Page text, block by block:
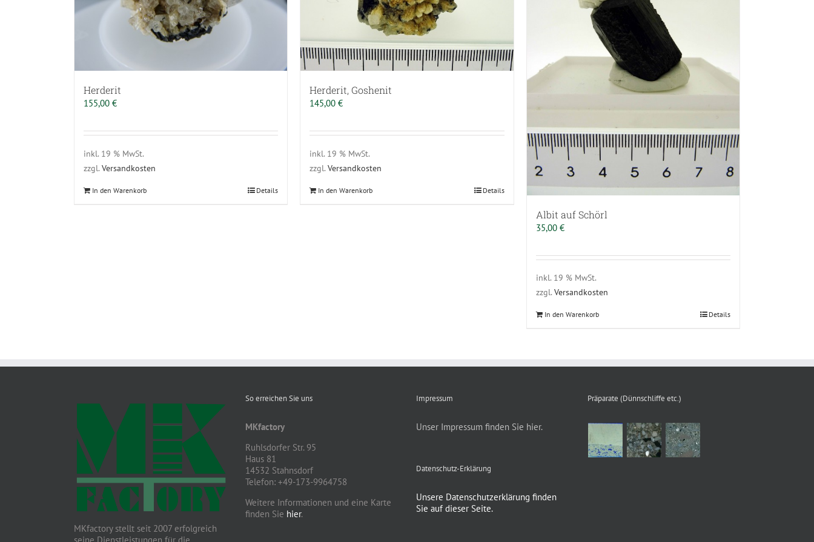
Herderit
155,00 €
inkl. 19 % MwSt.
zzgl. Versandkosten
In den Warenkorb Details
Herderit, Goshenit
145,00€
inkl. 19 % MwSt.
zzgl.Versandkosten
In den Warenkorb Details
Albit auf Schörl
35,00 €
inkl. 19 % MwSt.
zzgl. Versandkosten
In den Warenkorb Details
MKfactory stellt seit 2007 erfolgreich
So erreichen Sie uns
MKfactory
Ruhlsdorfer Str. 95
Haus 81
14532 Stahnsdorf
Telefon: +49-173-9964758
Weitere Informationen und eine Karte
finden Sie hier.
Impressum
Unser Impressum finden Sie hier.
Datenschutz-Erklärung
Unsere Datenschutzerklärung finden
Sie auf dieser Seite.
Präparate (Dünnschliffe etc.)